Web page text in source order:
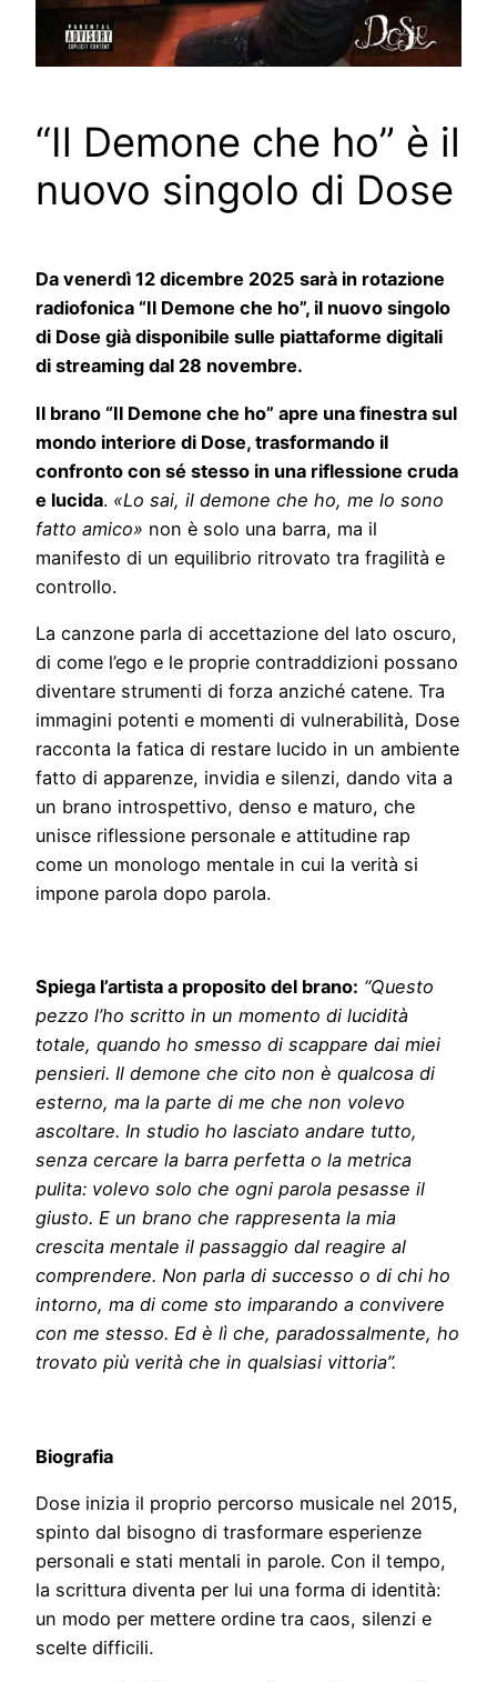
“Il Demone che ho” è il
nuovo singolo di Dose
Da venerdì 12 dicembre 2025 sarà in rotazione
radiofonica “Il Demone che ho”, il nuovo singolo
di Dose già disponibile sulle piattaforme digitali
di streaming dal 28 novembre.
Il brano “Il Demone che ho” apre una finestra sul
mondo interiore di Dose, trasformando il
confronto con sé stesso in una riflessione cruda
e lucida. «Lo sai, il demone che ho, me lo sono
fatto amico» non è solo una barra, ma il
manifesto di un equilibrio ritrovato tra fragilità e
controllo.
La canzone parla di accettazione del lato oscuro,
di come l’ego e le proprie contraddizioni possano
diventare strumenti di forza anziché catene. Tra
immagini potenti e momenti di vulnerabilità, Dose
racconta la fatica di restare lucido in un ambiente
fatto di apparenze, invidia e silenzi, dando vita a
un brano introspettivo, denso e maturo, che
unisce riflessione personale e attitudine rap
come un monologo mentale in cui la verità si
impone parola dopo parola.
Spiega l’artista a proposito del brano: “Questo
pezzo l’ho scritto in un momento di lucidità
totale, quando ho smesso di scappare dai miei
pensieri. Il demone che cito non è qualcosa di
esterno, ma la parte di me che non volevo
ascoltare. In studio ho lasciato andare tutto,
senza cercare la barra perfetta o la metrica
pulita: volevo solo che ogni parola pesasse il
giusto. E un brano che rappresenta la mia
crescita mentale il passaggio dal reagire al
comprendere. Non parla di successo o di chi ho
intorno, ma di come sto imparando a convivere
con me stesso. Ed è lì che, paradossalmente, ho
trovato più verità che in qualsiasi vittoria”.
Biografia
Dose inizia il proprio percorso musicale nel 2015,
spinto dal bisogno di trasformare esperienze
personali e stati mentali in parole. Con il tempo,
la scrittura diventa per lui una forma di identità:
un modo per mettere ordine tra caos, silenzi e
scelte difficili.